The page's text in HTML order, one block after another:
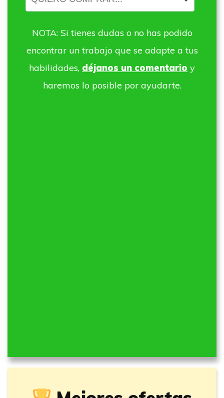
NOTA: Si tienes dudas o no has podido
encontrar un trabajo que se adapte a tus
habilidades, déjanos un comentario y
haremos lo posible por ayudarte.